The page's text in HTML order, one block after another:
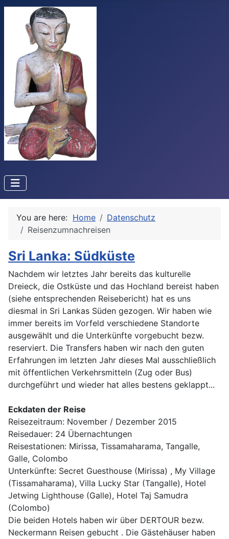
You are here: Home
Datenschutz
Reisenzumnachreisen
Sri Lanka: Südküste
Nachdem wir letztes Jahr bereits das kulturelle
Dreieck, die Ostküste und das Hochland bereist haben
(siehe entsprechenden Reisebericht) hat es uns
diesmal in Sri Lankas Süden gezogen. Wir haben wie
immer bereits im Vorfeld verschiedene Standorte
ausgewählt und die Unterkünfte vorgebucht bezw.
reserviert. Die Transfers haben wir nach den guten
Erfahrungen im letzten Jahr dieses Mal ausschließlich
mit öffentlichen Verkehrsmitteln (Zug oder Bus)
durchgeführt und wieder hat alles bestens geklappt...
Eckdaten der Reise
Reisezeitraum: November / Dezember 2015
Reisedauer: 24 Übernachtungen
Reisestationen: Mirissa, Tissamaharama, Tangalle,
Galle, Colombo
Unterkünfte: Secret Guesthouse (Mirissa) , My Village
(Tissamaharama), Villa Lucky Star (Tangalle), Hotel
Jetwing Lighthouse (Galle), Hotel Taj Samudra
(Colombo)
Die beiden Hotels haben wir über DERTOUR bezw.
Neckermann Reisen gebucht . Die Gästehäuser haben